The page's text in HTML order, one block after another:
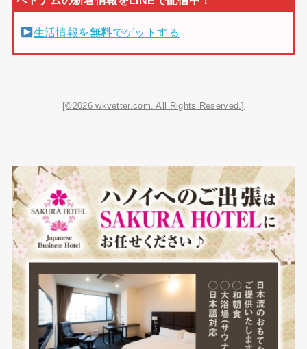
生活情報を無料でゲットする
[©2026 wkvetter.com. All Rights Reserved.]